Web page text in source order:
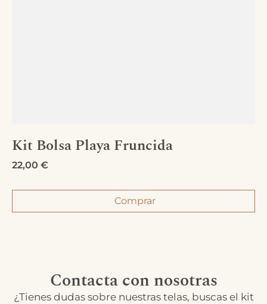
Kit Bolsa Playa Fruncida
22,00 €
Comprar
Contacta con nosotras
¿Tienes dudas sobre nuestras telas, buscas el kit